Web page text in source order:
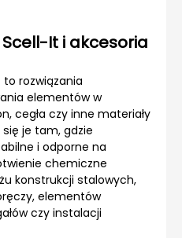
It i akcesoria
rozwiązania
elementów w
cegła czy inne materiały
je tam, gdzie
i odporne na
chemiczne
konstrukcji stalowych,
elementów
czy instalacji